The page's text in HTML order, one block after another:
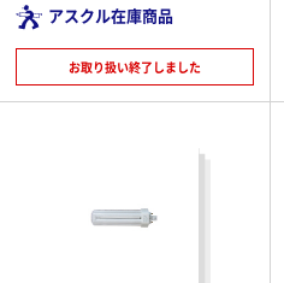
アスクル在庫商品
お取り扱い終了しました